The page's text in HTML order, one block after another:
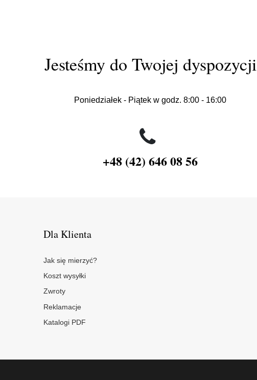
Jesteśmy do Twojej dyspozycji
Poniedziałek - Piątek w godz. 8:00 - 16:00
+48 (42) 646 08 56
Dla Klienta
Jak się mierzyć?
Koszt wysyłki
Zwroty
Reklamacje
Katalogi PDF